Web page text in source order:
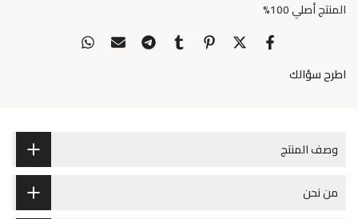
المنتج أصلي 100%
اطرح سؤالك
وصف المنتج
من نحن